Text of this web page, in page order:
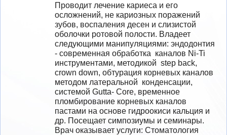
Проводит лечение кариеса и его
осложнений, не кариозных поражений
зубов, воспаления десен и слизистой
оболочки ротовой полости. Владеет
следующими манипуляциями: эндодонтия
- современная обработка  каналов Ni-Ti
инструментами, методикой  step back,
crown down, обтурация корневых каналов
методом латеральной  конденсации,
системой Gutta- Core, временное
пломбирование корневых каналов
пастами на основе гидроокиси кальция и
др. Посещает симпозиумы и семинары.
Врач оказывает услуги: Стоматология